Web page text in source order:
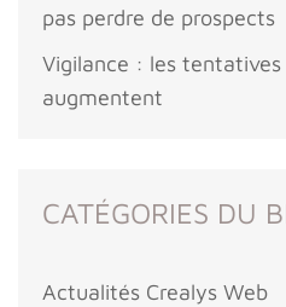
pas perdre de prospects
Vigilance : les tentatives
augmentent
CATÉGORIES DU
Actualités Crealys Web